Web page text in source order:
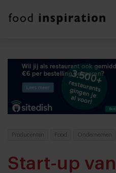
Producenten Food Ondernemen
Start-up